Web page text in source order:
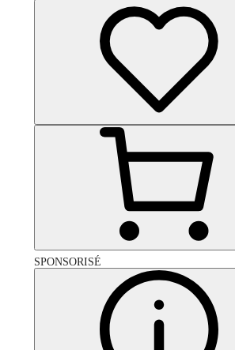
SPONSORISÉ